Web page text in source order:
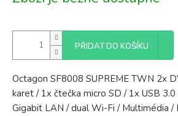
PŘIDAT DO KOŠÍKU
Octagon SF8008 SUPREME TWN 2x
karet / 1x čtečka micro SD / 1x USB
Gigabit LAN / dual Wi-Fi / Multimédia